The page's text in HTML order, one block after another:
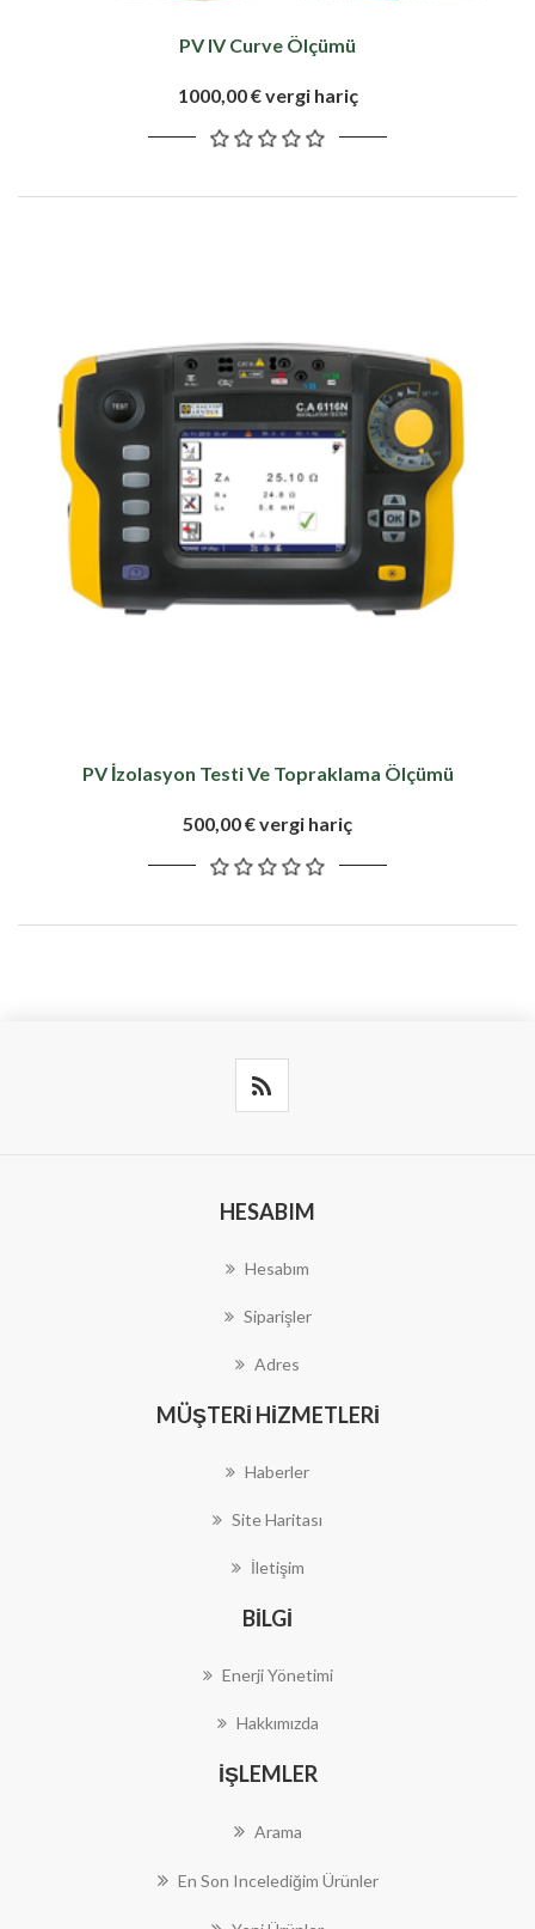
PV IV Curve Ölçümü
1000,00 € vergi hariç
PV İzolasyon Testi Ve Topraklama Ölçümü
500,00 € vergi hariç
HESABIM
Hesabım
Siparişler
Adres
MÜŞTERI HIZMETLERI
Haberler
Site Haritası
İletişim
BILGI
Enerji Yönetimi
Hakkımızda
İŞLEMLER
Arama
En Son Incelediğim Ürünler